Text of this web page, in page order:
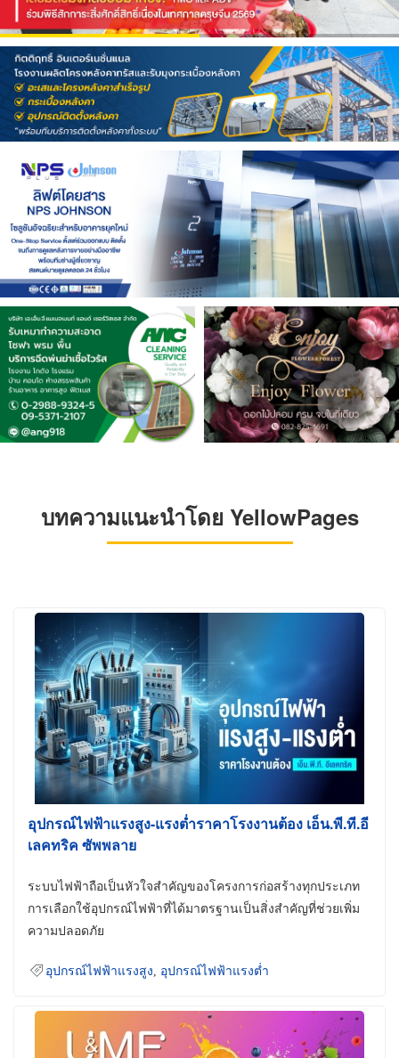
บทความแนะนำโดย YellowPages
อุปกรณ์ไฟฟ้าแรงสูง-แรงต่ำราคาโรงงานต้อง เอ็น.พี.ที.อี
เลคทริค ซัพพลาย
ระบบไฟฟ้าถือเป็นหัวใจสำคัญของโครงการก่อสร้างทุกประเภท
การเลือกใช้อุปกรณ์ไฟฟ้าที่ได้มาตรฐานเป็นสิ่งสำคัญที่ช่วยเพิ่ม
ความปลอดภัย
อุปกรณ์ไฟฟ้าแรงสูง อุปกรณ์ไฟฟ้าแรงต่ำ